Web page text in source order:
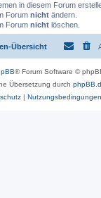
in diesem Forum
Forum nicht ändern.
Forum nicht löschen.
Übersicht
® Forum Software ©
Übersetzung durch
| Nutzungsbedingungen